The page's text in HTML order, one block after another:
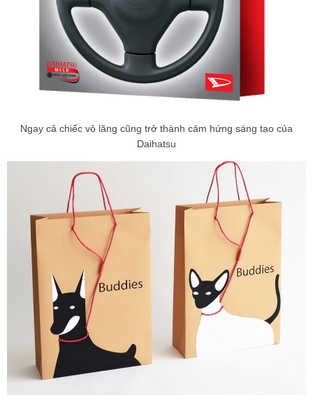
Ngay cả chiếc vô lăng cũng trở thành cảm hứng sáng tạo của
Daihatsu